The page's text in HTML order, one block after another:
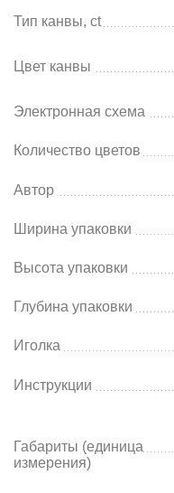
Тип канвы, ct
Цвет канвы
Электронная схема
Количество цветов
Автор
Ширина упаковки
Высота упаковки
Глубина упаковки
Иголка
Инструкции
Габариты (единица
измерения)